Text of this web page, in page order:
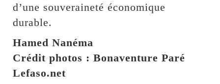
d’une souveraineté économique
durable.
Hamed Nanéma
Crédit photos : Bonaventure Paré
Lefaso.net